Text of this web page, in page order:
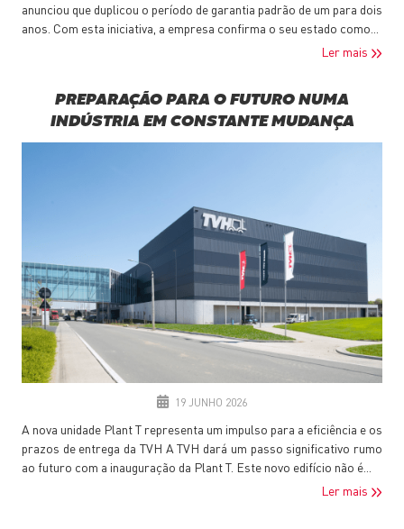
anunciou que duplicou o período de garantia padrão de um para dois
anos. Com esta iniciativa, a empresa confirma o seu estado como...
Ler mais
PREPARAÇÃO PARA O FUTURO NUMA
INDÚSTRIA EM CONSTANTE MUDANÇA
19 JUNHO 2026
A nova unidade Plant T representa um impulso para a eficiência e os
prazos de entrega da TVH A TVH dará um passo significativo rumo
ao futuro com a inauguração da Plant T. Este novo edifício não é...
Ler mais